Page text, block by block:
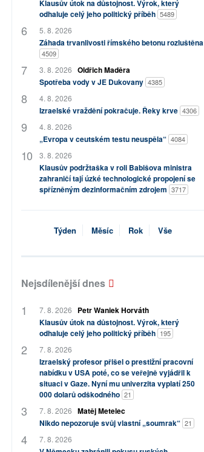
Klausův útok na důstojnost. Výrok, který
odhaluje celý jeho politický příběh 5489
5. 8. 2026
Záhada trvanlivosti římského betonu rozluštěna
4509
3. 8. 2026 Oldřich Maděra
Spotřeba vody v JE Dukovany 4385
4. 8. 2026
Izraelské vraždění pokračuje. Řeky krve 4306
4. 8. 2026
„Evropa v ceutském testu neuspěla“ 4084
3. 8. 2026
Klausův podržtaška v roli Babišova ministra
zahraničí tají úzké technologické propojení se
spřízněným dezinformačním zdrojem 3717
Týden Měsíc Rok Vše
Nejsdílenější dnes
7. 8. 2026
Petr Waniek Horváth
Klausův útok na důstojnost. Výrok, který
odhaluje celý jeho politický příběh 195
7. 8. 2026
Izraelský profesor přišel o prestižní pracovní
nabídku v USA poté, co se veřejně vyjádřil k
situaci v Gaze. Nyní mu univerzita vyplatí 250
000 dolarů odškodného 21
7. 8. 2026 Matěj Metelec
Nikdo nepozoruje svůj vlastní „soumrak“ 21
7. 8. 2026